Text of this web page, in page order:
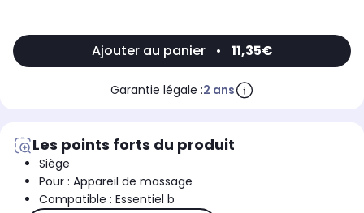
Ajouter au panier • 11,35€
Garantie légale :2 ans
Les points forts du produit
Siège
Pour : Appareil de massage
Compatible : Essentiel b